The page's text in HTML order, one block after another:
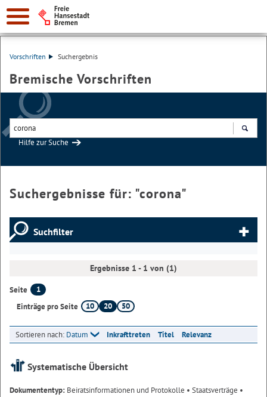
Vorschriften Suchergebnis
Bremische Vorschriften
Hilfe zur Suche
Suchergebnisse für: "corona"
Suchfilter
Ergebnisse 1 - 1 von (1)
Seite
1
Einträge pro Seite
10 20 50
Sortieren nach: Datum Inkrafttreten Titel Relevanz
Systematische Übersicht
Dokumententyp: Beiratsinformationen und Protokolle • Staatsverträge •